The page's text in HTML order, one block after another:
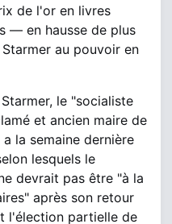
de l'or en livres
— en hausse de plus
au pouvoir en
le "socialiste
et ancien maire de
la semaine dernière
lesquels le
devrait pas être "à la
après son retour
l'élection partielle de